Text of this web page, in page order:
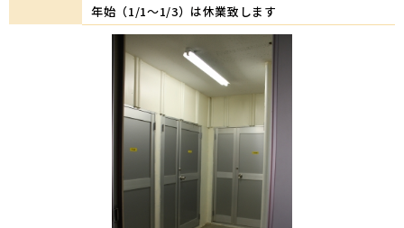
年始（1/1～1/3）は休業致します